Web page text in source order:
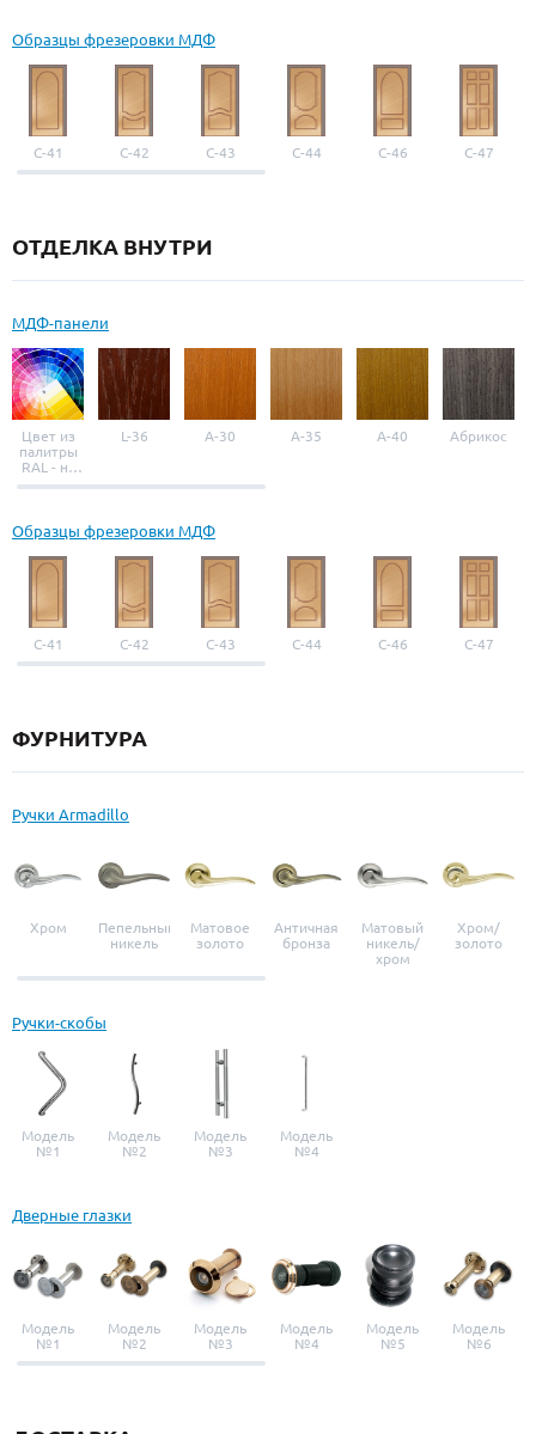
Образцы фрезеровки МДФ
С-41 С-42 С-43 С-44 С-46 С-47
ОТДЕЛКА ВНУТРИ
МДФ-панели
Цвет из
палитры
RAL - на
выбор
L-36 A-30 A-35 A-40 Абрикос
Образцы фрезеровки МДФ
С-41 С-42 С-43 С-44 С-46 С-47
ФУРНИТУРА
Ручки Armadillo
Хром
Пепельный
никель
Матовое
золото
Античная
бронза
Матовый
никель/
хром
Хром/
золото
Ручки-скобы
Модель
№1
Модель
№2
Модель
№3
Модель
№4
Дверные глазки
Модель
№1
Модель
№2
Модель
№3
Модель
№4
Модель
№5
Модель
№6